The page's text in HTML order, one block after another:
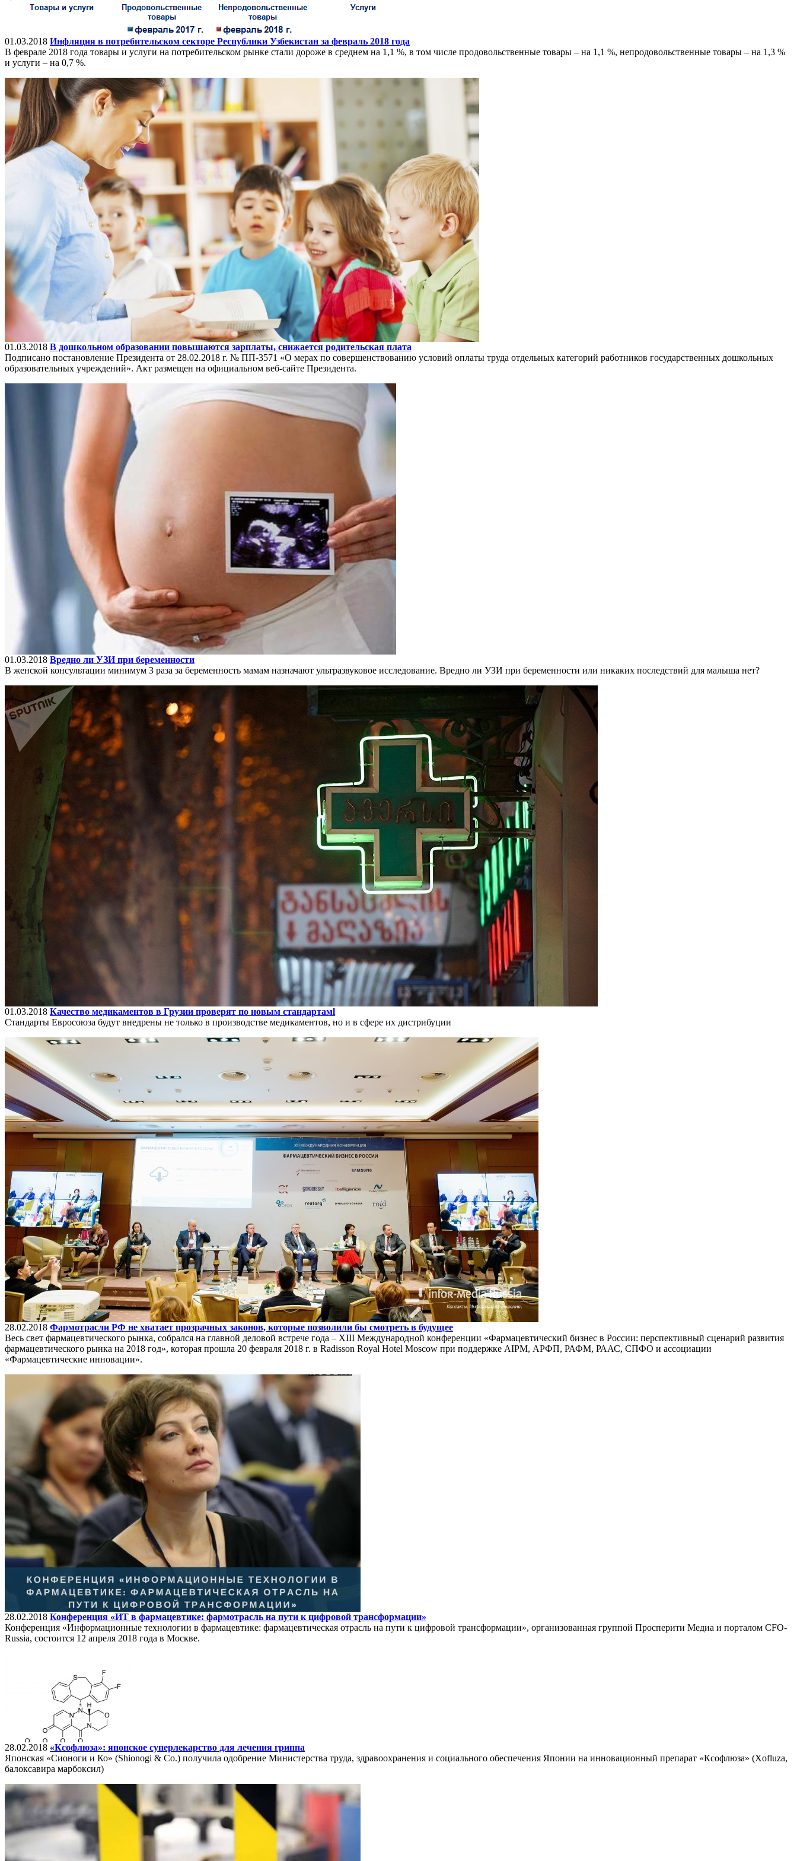
01.03.2018 Инфляция в потребительском секторе Республики Узбекистан за февраль 2018 года
В феврале 2018 года товары и услуги на потребительском рынке стали дороже в среднем на 1,1 %, в том числе продовольственные товары – на 1,1 %, непродовольственные товары – на 1,3 %
и услуги – на 0,7 %.
01.03.2018 В дошкольном образовании повышаются зарплаты, снижается родительская плата
Подписано постановление Президента от 28.02.2018 г. № ПП-3571 «О мерах по совершенствованию условий оплаты труда отдельных категорий работников государственных дошкольных
образовательных учреждений». Акт размещен на официальном веб-сайте Президента.
01.03.2018 Вредно ли УЗИ при беременности
В женской консультации минимум 3 раза за беременность мамам назначают ультразвуковое исследование. Вредно ли УЗИ при беременности или никаких последствий для малыша нет?
01.03.2018 Качество медикаментов в Грузии проверят по новым стандартамl
Стандарты Евросоюза будут внедрены не только в производстве медикаментов, но и в сфере их дистрибуции
28.02.2018 Фармотрасли РФ не хватает прозрачных законов, которые позволили бы смотреть в будущее
Весь свет фармацевтического рынка, собрался на главной деловой встрече года – XIII Международной конференции «Фармацевтический бизнес в России: перспективный сценарий развития
фармацевтического рынка на 2018 год», которая прошла 20 февраля 2018 г. в Radisson Royal Hotel Moscow при поддержке AIPM, АРФП, РАФМ, РААС, СПФО и ассоциации
«Фармацевтические инновации».
28.02.2018 Конференция «ИТ в фармацевтике: фармотрасль на пути к цифровой трансформации»
Конференция «Информационные технологии в фармацевтике: фармацевтическая отрасль на пути к цифровой трансформации», организованная группой Просперити Медиа и порталом CFO-
Russia, состоится 12 апреля 2018 года в Москве.
28.02.2018 «Ксофлюза»: японское суперлекарство для лечения гриппа
Японская «Сионоги и Ко» (Shionogi & Co.) получила одобрение Министерства труда, здравоохранения и социального обеспечения Японии на инновационный препарат «Ксофлюза» (Xofluza,
балоксавира марбоксил)